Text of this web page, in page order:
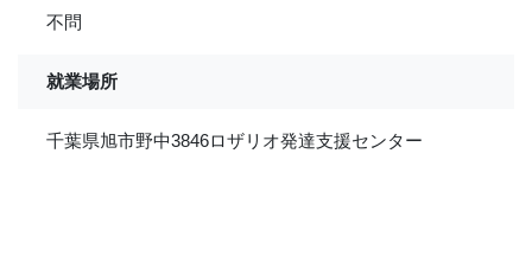
不問
就業場所
千葉県旭市野中3846ロザリオ発達支援センター